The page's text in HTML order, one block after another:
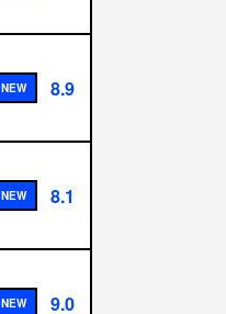
NEW 8.9
NEW 8.1
NEW 9.0